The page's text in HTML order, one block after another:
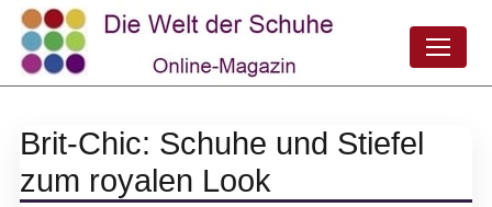
Brit-Chic: Schuhe und Stiefel
zum royalen Look